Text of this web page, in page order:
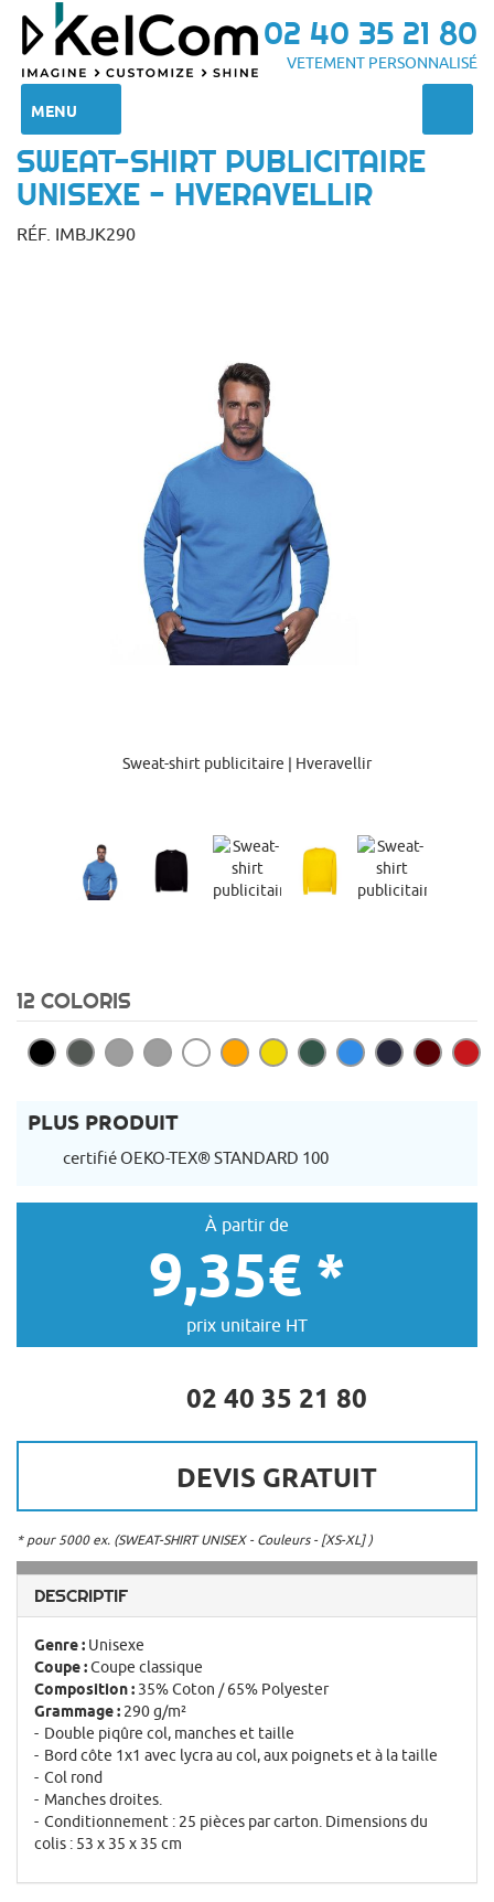
02 40 35 21 80
VETEMENT PERSONNALISÉ
MENU
SWEAT-SHIRT PUBLICITAIRE
UNISEXE - HVERAVELLIR
RÉF. IMBJK290
Sweat-shirt publicitaire | Hveravellir
12 COLORIS
PLUS PRODUIT
certifié OEKO-TEX® STANDARD 100
À partir de
9,35€ *
prix unitaire HT
02 40 35 21 80
DEVIS GRATUIT
* pour 5000 ex. (SWEAT-SHIRT UNISEX - Couleurs - [XS-XL] )
DESCRIPTIF
Genre : Unisexe
Coupe :Coupe classique
Composition : 35% Coton / 65% Polyester
Grammage : 290 g/m²
Double piqûre col, manches et taille
Bord côte 1x1 avec lycra au col, aux poignets et à la taille
Col rond
Manches droites.
Conditionnement : 25 pièces par carton. Dimensions du
colis : 53 x 35 x 35 cm